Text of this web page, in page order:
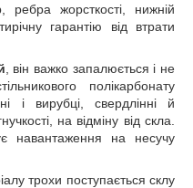
ребра жорсткості, нижній
гарантію від втрати
, він важко запалюється і не
полікарбонату
і вирубці, свердлінні й
на відміну від скла.
навантаження на несучу
трохи поступається склу